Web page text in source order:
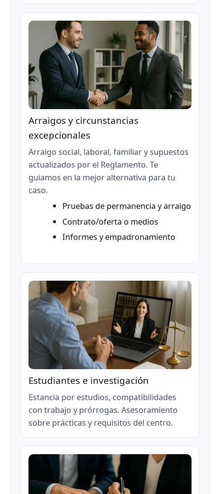
Arraigos y circunstancias
excepcionales
Arraigo social, laboral, familiar y supuestos
actualizados por el Reglamento. Te
guiamos en la mejor alternativa para tu
caso.
Pruebas de permanencia y arraigo
Contrato/oferta o medios
Informes y empadronamiento
Estudiantes e investigación
Estancia por estudios, compatibilidades
con trabajo y prórrogas. Asesoramiento
sobre prácticas y requisitos del centro.